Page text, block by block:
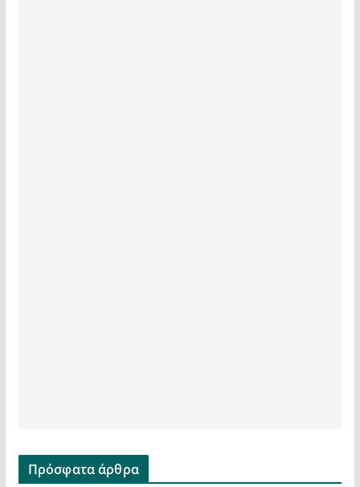
Πρόσφατα άρθρα